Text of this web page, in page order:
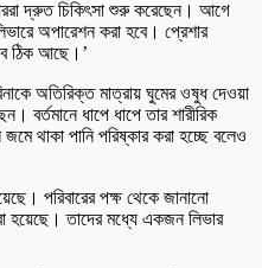
দ্রুত চিকিৎসা শুরু করেছেন। আগে
অপারেশন করা হবে। প্রেশার
ঠিক আছে।’
অতিরিক্ত মাত্রায় ঘুমের ওষুধ দেওয়া
বর্তমানে ধাপে ধাপে তার শারীরিক
থাকা পানি পরিষ্কার করা হচ্ছে বলেও
পরিবারের পক্ষ থেকে জানানো
হয়েছে। তাদের মধ্যে একজন লিভার